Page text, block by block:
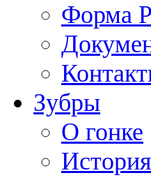
Форма
Зубры
О гонке
История